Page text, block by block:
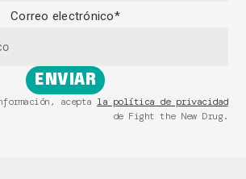
Correo electrónico*
ENVIAR
acepta la política de privacidad
de Fight the New Drug.